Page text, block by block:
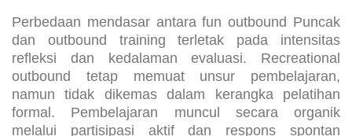
Perbedaan mendasar antara fun outbound Puncak
dan outbound training terletak pada intensitas
refleksi dan kedalaman evaluasi. Recreational
outbound tetap memuat unsur pembelajaran,
namun tidak dikemas dalam kerangka pelatihan
formal. Pembelajaran muncul secara organik